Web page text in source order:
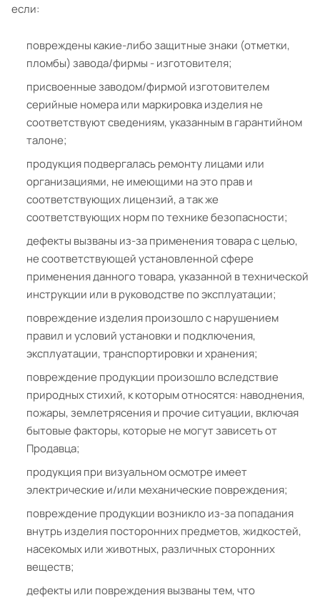
если:
повреждены какие-либо защитные знаки (отметки,
пломбы) завода/фирмы - изготовителя;
присвоенные заводом/фирмой изготовителем
серийные номера или маркировка изделия не
соответствуют сведениям, указанным в гарантийном
талоне;
продукция подвергалась ремонту лицами или
организациями, не имеющими на это прав и
соответствующих лицензий, а так же
соответствующих норм по технике безопасности;
дефекты вызваны из-за применения товара с целью,
не соответствующей установленной сфере
применения данного товара, указанной в технической
инструкции или в руководстве по эксплуатации;
повреждение изделия произошло с нарушением
правил и условий установки и подключения,
эксплуатации, транспортировки и хранения;
повреждение продукции произошло вследствие
природных стихий, к которым относятся: наводнения,
пожары, землетрясения и прочие ситуации, включая
бытовые факторы, которые не могут зависеть от
Продавца;
продукция при визуальном осмотре имеет
электрические и/или механические повреждения;
повреждение продукции возникло из-за попадания
внутрь изделия посторонних предметов, жидкостей,
насекомых или животных, различных сторонних
веществ;
дефекты или повреждения вызваны тем, что